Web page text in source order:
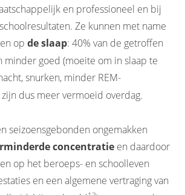
en professioneel en bij
Ze kunnen met name
op de slaap: 40% van de getroffen
minder goed (moeite om in slaap te
snurken, minder REM-
zijn dus meer vermoeid overdag.
seizoensgebonden ongemakken
concentratie en daardoor
op het beroeps- en schoolleven
en een algemene vertraging van